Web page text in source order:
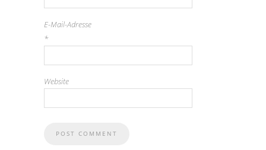
E-Mail-Adresse
*
Website